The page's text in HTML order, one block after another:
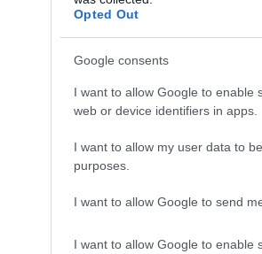
Opted Out
Google consents
I want to allow Google to enable
web or device identifiers in apps.
I want to allow my user data to
purposes.
I want to allow Google to send
I want to allow Google to enable
Magnusson, Linn Persson,
Hettich-Waltz, Sophia
Ukraina –1.36,1, 6) Italia
Keränen 0+1, Sonja
4/5 kisan jälkeen: 1) Norja
7,5 km pikakilpailu.
artikkelejatästä,ja